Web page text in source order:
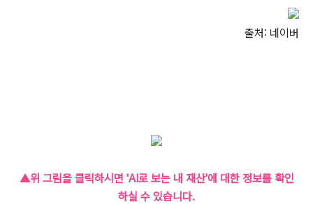
출처: 네이버
▲위 그림을 클릭하시면 'AI로 보는 내 재산'에 대한 정보를 확인
하실 수 있습니다.